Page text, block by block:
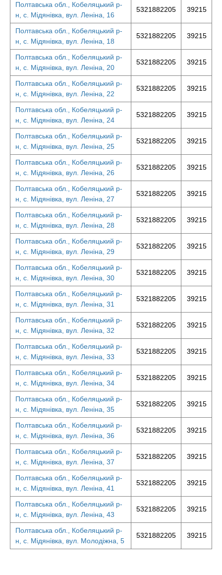
Полтавська обл., Кобеляцький р-
н, с. Мідянівка, вул. Леніна, 16
5321882205 39215
Полтавська обл., Кобеляцький р-
н, с. Мідянівка, вул. Леніна, 18
5321882205 39215
Полтавська обл., Кобеляцький р-
н, с. Мідянівка, вул. Леніна, 20
5321882205 39215
Полтавська обл., Кобеляцький р-
н, с. Мідянівка, вул. Леніна, 22
5321882205 39215
Полтавська обл., Кобеляцький р-
н, с. Мідянівка, вул. Леніна, 24
5321882205 39215
Полтавська обл., Кобеляцький р-
н, с. Мідянівка, вул. Леніна, 25
5321882205 39215
Полтавська обл., Кобеляцький р-
н, с. Мідянівка, вул. Леніна, 26
5321882205 39215
Полтавська обл., Кобеляцький р-
н, с. Мідянівка, вул. Леніна, 27
5321882205 39215
Полтавська обл., Кобеляцький р-
н, с. Мідянівка, вул. Леніна, 28
5321882205 39215
Полтавська обл., Кобеляцький р-
н, с. Мідянівка, вул. Леніна, 29
5321882205 39215
Полтавська обл., Кобеляцький р-
н, с. Мідянівка, вул. Леніна, 30
5321882205 39215
Полтавська обл., Кобеляцький р-
н, с. Мідянівка, вул. Леніна, 31
5321882205 39215
Полтавська обл., Кобеляцький р-
н, с. Мідянівка, вул. Леніна, 32
5321882205 39215
Полтавська обл., Кобеляцький р-
н, с. Мідянівка, вул. Леніна, 33
5321882205 39215
Полтавська обл., Кобеляцький р-
н, с. Мідянівка, вул. Леніна, 34
5321882205 39215
Полтавська обл., Кобеляцький р-
н, с. Мідянівка, вул. Леніна, 35
5321882205 39215
Полтавська обл., Кобеляцький р-
н, с. Мідянівка, вул. Леніна, 36
5321882205 39215
Полтавська обл., Кобеляцький р-
н, с. Мідянівка, вул. Леніна, 37
5321882205 39215
Полтавська обл., Кобеляцький р-
н, с. Мідянівка, вул. Леніна, 41
5321882205 39215
Полтавська обл., Кобеляцький р-
н, с. Мідянівка, вул. Леніна, 43
5321882205 39215
Полтавська обл., Кобеляцький р-
н, с. Мідянівка, вул. Молодіжна, 5
5321882205 39215